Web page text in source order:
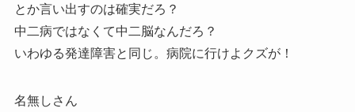
とか言い出すのは確実だろ？
中二病ではなくて中二脳なんだろ？
いわゆる発達障害と同じ。病院に行けよクズが！
名無しさん